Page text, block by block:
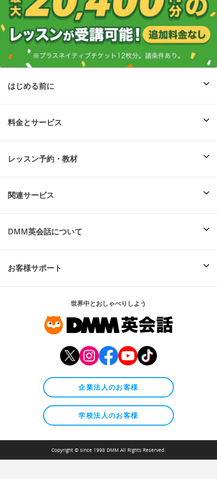
はじめる前に
料金とサービス
レッスン予約・教材
関連サービス
DMM英会話について
お客様サポート
世界中とおしゃべりしよう
企業法人のお客様
学校法人のお客様
Copyright © since 1998 DMM All Rights Reserved.